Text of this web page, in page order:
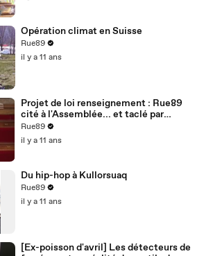
Opération climat en Suisse
Rue89
il y a 11 ans
Projet de loi renseignement : Rue89
cité à l'Assemblée... et taclé par
Bernard Cazeneuve
Rue89
il y a 11 ans
Du hip-hop à Kullorsuaq
Rue89
il y a 11 ans
[Ex-poisson d'avril] Les détecteurs de